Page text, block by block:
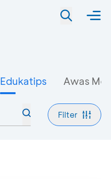
Edukatips Awas
Filter